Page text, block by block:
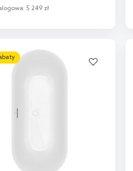
5 249 zł
Dodaj do porównania